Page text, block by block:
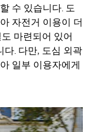
수 있습니다. 도
자전거 이용이 더
마련되어 있어
다. 다만, 도심 외곽
일부 이용자에게